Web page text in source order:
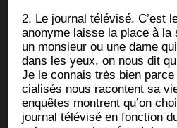
2. Le jour­nal télé­vi­sé. C’est
ano­nyme laisse la place à la
un mon­sieur ou une dame
dans les yeux, on nous dit
Je le connais très bien
cia­li­sés nous racontent sa
enquêtes montrent qu’on
jour­nal télé­vi­sé en fonc­tion